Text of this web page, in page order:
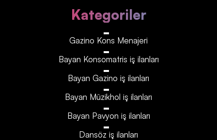
Kategoriler
Gazino Kons Menajeri
Bayan Konsomatris iş ilanları
Bayan Gazino iş ilanları
Bayan Müzikhol iş ilanları
Bayan Pavyon iş ilanları
Dansöz iş ilanları